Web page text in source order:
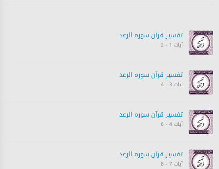
تفسیر قرآن سورہ ‎الرعد
آیات 1 - 2
تفسیر قرآن سورہ ‎الرعد
آیات 3 - 4
تفسیر قرآن سورہ ‎الرعد
آیات 4 - 6
تفسیر قرآن سورہ ‎الرعد
آیات 7 - 8